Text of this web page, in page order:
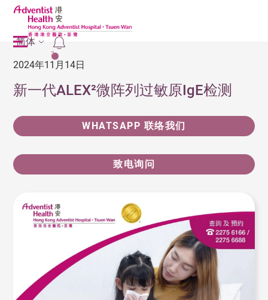
2
简体
2024年11月14日
新一代ALEX²微阵列过敏原IgE检测
WHATSAPP 联络我们
致电询问